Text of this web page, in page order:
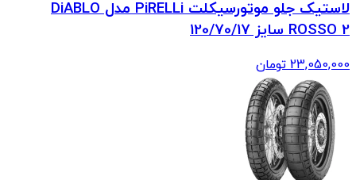
لاستیک جلو موتورسیکلت PiRELLi مدل DiABLO
ROSSO 2 سایز 120/70/17
23,050,000 تومان